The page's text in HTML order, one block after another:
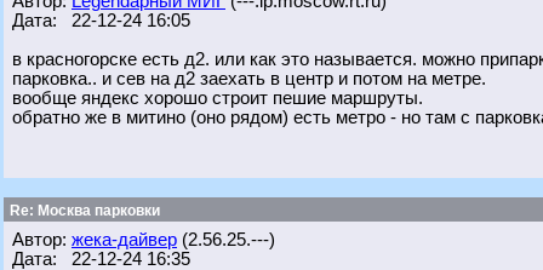
Дата: 22-12-24 16:05
в красногорске есть д2. или как это называется. можно
парковка.. и сев на д2 заехать в центр и потом на метре.
вообще яндекс хорошо строит пешие маршруты.
обратно же в митино (оно рядом) есть метро - но там с
Re: Москва парковки
Автор: жека-дайвер (2.56.25.---)
Дата: 22-12-24 16:35